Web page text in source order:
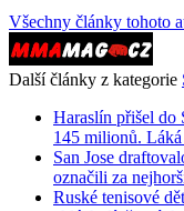
Všechny články tohoto
Další články z kategorie
Haraslín přišel do
145 milionů.
San Jose
označili za
Ruské tenisové